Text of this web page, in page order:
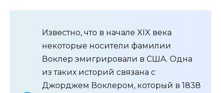
Известно, что в начале XIX века
некоторые носители фамилии
Воклер эмигрировали в США. Одна
из таких историй связана с
Джорджем Воклером, который в 1838